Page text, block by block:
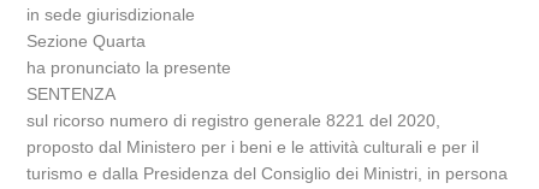
in sede giurisdizionale
Sezione Quarta
ha pronunciato la presente
SENTENZA
sul ricorso numero di registro generale 8221 del 2020,
proposto dal Ministero per i beni e le attività culturali e per il
turismo e dalla Presidenza del Consiglio dei Ministri, in persona